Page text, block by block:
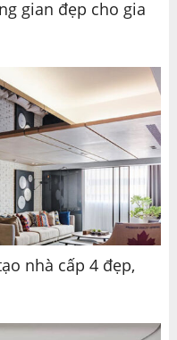
gian đẹp cho gia
nhà cấp 4 đẹp,